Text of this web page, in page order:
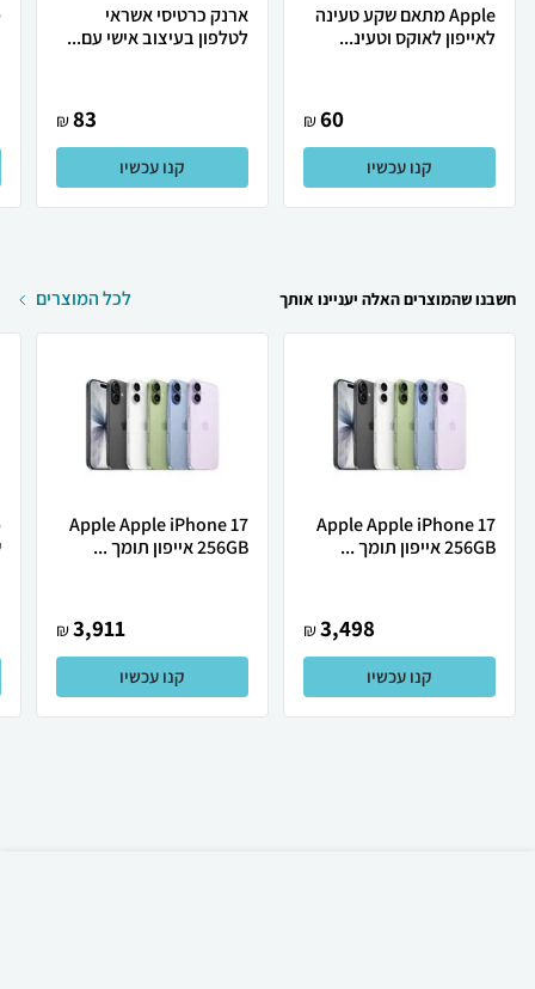
Apple מתאם שקע טעינה
לאייפון לאוקס וטעינ...
60
₪
קנו עכשיו
ארנק כרטיסי אשראי
לטלפון בעיצוב אישי עם...
83
₪
קנו עכשיו
חשבנו שהמוצרים האלה יעניינו אותך לכל המוצרים
Apple Apple iPhone 17
256GB אייפון תומך ...
3,498
₪
קנו עכשיו
Apple Apple iPhone 17
256GB אייפון תומך ...
3,911
₪
קנו עכשיו